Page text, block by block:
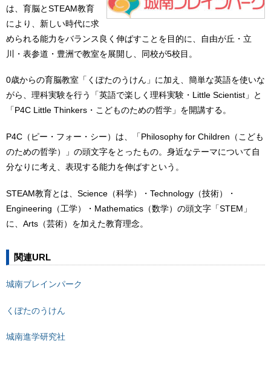
は、育脳とSTEAM教育
により、新しい時代に求
められる能力をバランス良く伸ばすことを目的に、自由が丘・立
川・表参道・豊洲で教室を展開し、同校が5校目。
0歳からの育脳教室「くぼたのうけん」に加え、簡単な英語を使いな
がら、理科実験を行う「英語で楽しく理科実験・Little Scientist」と
「P4C Little Thinkers・こどものための哲学」を開講する。
P4C（ピー・フォー・シー）は、「Philosophy for Children（こども
のための哲学）」の頭文字をとったもの。身近なテーマについて自
分なりに考え、表現する能力を伸ばすという。
STEAM教育とは、Science（科学）・Technology（技術）・
Engineering（工学）・Mathematics（数学）の頭文字「STEM」
に、Arts（芸術）を加えた教育理念。
関連URL
城南ブレインパーク
くぼたのうけん
城南進学研究社